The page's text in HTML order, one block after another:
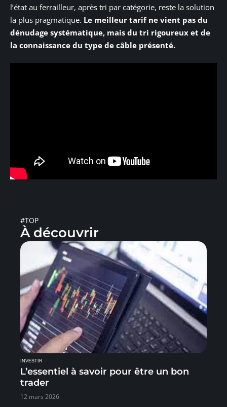
l’état au ferrailleur, après tri par catégorie, reste la solution
la plus pragmatique. Le meilleur tarif ne vient pas du
dénudage systématique, mais du tri rigoureux et de
la connaissance du type de câble présenté.
#TOP
À découvrir
INVESTIR
L’essentiel à savoir pour être un bon
trader
12 mars 2026